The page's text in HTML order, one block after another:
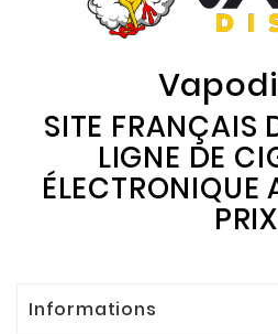
SITE FRANÇAIS
LIGNE DE
ÉLECTRONIQUE
PRIX
Informations